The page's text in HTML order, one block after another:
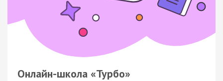
Онлайн-школа «Турбо»